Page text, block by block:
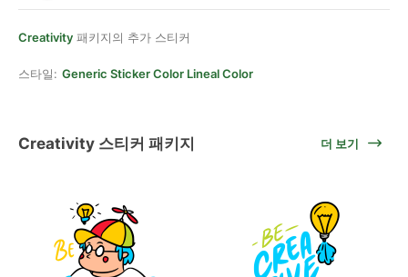
Creativity 패키지의 추가 스티커
스타일: Generic Sticker Color Lineal Color
Creativity 스티커 패키지 더 보기